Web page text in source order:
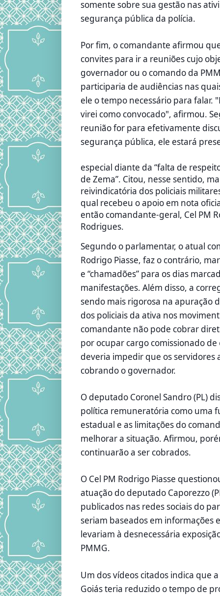
somente sobre sua gestão nas
segurança pública da polícia.
Por fim, o comandante afirmou
convites para ir a reuniões cujo
governador ou o comando da
participaria de audiências nas
ele o tempo necessário para falar.
virei como convocado", afirmou.
reunião for para efetivamente
segurança pública, ele estará
especial diante da “falta de
de Zema”. Citou, nesse sentido,
reivindicatória dos policiais
qual recebeu o apoio em nota
então comandante-geral, Cel PM
Rodrigues.
Segundo o parlamentar, o atual
Rodrigo Piasse, faz o contrário,
e “chamadões” para os dias
manifestações. Além disso, a
sendo mais rigorosa na apuração
dos policiais da ativa nos
comandante não pode cobrar
por ocupar cargo comissionado
deveria impedir que os servidores
cobrando o governador.
O deputado Coronel Sandro (PL)
política remuneratória como uma
estadual e as limitações do
melhorar a situação. Afirmou,
continuarão a ser cobrados.
O Cel PM Rodrigo Piasse
atuação do deputado Caporezzo
publicados nas redes sociais do
seriam baseados em informações
levariam à desnecessária
PMMG.
Um dos vídeos citados indica que
Goiás teria reduzido o tempo de